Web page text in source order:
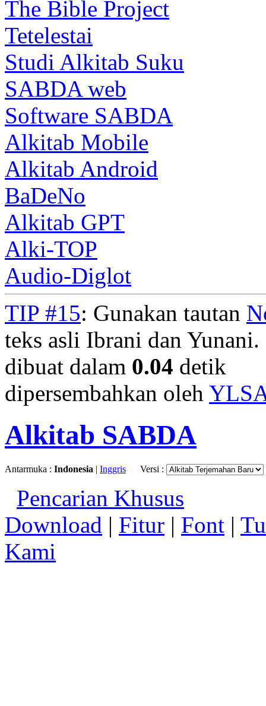
The Bible Project
Tetelestai
Studi Alkitab Suku
SABDA web
Software SABDA
Alkitab Mobile
Alkitab Android
BaDeNo
Alkitab GPT
Alki-TOP
Audio-Diglot
TIP #15: Gunakan tautan
teks asli Ibrani dan
dibuat dalam 0.04 detik
dipersembahkan oleh
Alkitab SABDA
Antarmuka : Indonesia | Inggris Versi :
Pencarian Khusus
Download | Fitur | Font |
Kami